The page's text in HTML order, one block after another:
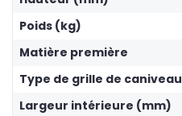
Poids (kg)
Matière première
Type de grille de caniveau
Largeur intérieure (mm)